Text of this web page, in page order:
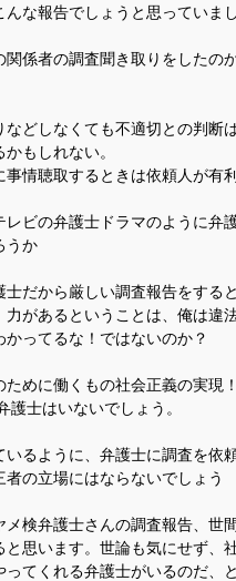
んな報告でしょうと思っていまし
関係者の調査聞き取りをしたの
などしなくても不適切との判断
もしれない。
事情聴取するときは依頼人が有
レビの弁護士ドラマのように弁
うか
士だから厳しい調査報告をする
があるということは、俺は違
ってるな！ではないのか？
ために働くもの社会正義の実現
護士はいないでしょう。
いるように、弁護士に調査を依
者の立場にはならないでしょう
メ検弁護士さんの調査報告、世
思います。 世論も気にせず、
ってくれる弁護士がいるのだ、